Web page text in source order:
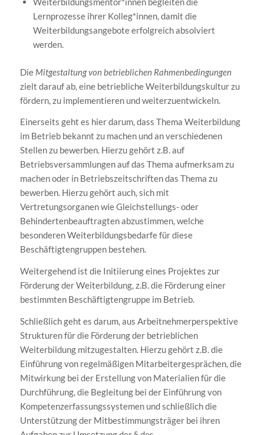
Lernprozesse ihrer Kolleg*innen, damit die
Weiterbildungsangebote erfolgreich absolviert
werden.
Die Mitgestaltung von betrieblichen Rahmenbedingungen
zielt darauf ab, eine betriebliche Weiterbildungskultur zu
fördern, zu implementieren und weiterzuentwickeln.
Einerseits geht es hier darum, dass Thema Weiterbildung
im Betrieb bekannt zu machen und an verschiedenen
Stellen zu bewerben. Hierzu gehört z.B. auf
Betriebsversammlungen auf das Thema aufmerksam zu
machen oder in Betriebszeitschriften das Thema zu
bewerben. Hierzu gehört auch, sich mit
Vertretungsorganen wie Gleichstellungs- oder
Behindertenbeauftragten abzustimmen, welche
besonderen Weiterbildungsbedarfe für diese
Beschäftigtengruppen bestehen.
Weitergehend ist die Initiierung eines Projektes zur
Förderung der Weiterbildung, z.B. die Förderung einer
bestimmten Beschäftigtengruppe im Betrieb.
Schließlich geht es darum, aus Arbeitnehmerperspektive
Strukturen für die Förderung der betrieblichen
Weiterbildung mitzugestalten. Hierzu gehört z.B. die
Einführung von regelmäßigen Mitarbeitergesprächen, die
Mitwirkung bei der Erstellung von Materialien für die
Durchführung, die Begleitung bei der Einführung von
Kompetenzerfassungssystemen und schließlich die
Unterstützung der Mitbestimmungsträger bei ihren